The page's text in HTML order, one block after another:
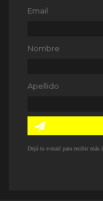
Email
Nombre
Apellido
Dejá tu e-mail para recibir más